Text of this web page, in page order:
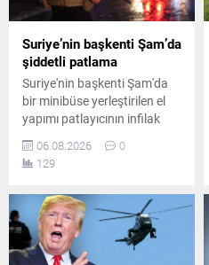
Suriye’nin başkenti Şam’da
şiddetli patlama
Suriye'nin başkenti Şam'da
bir minibüse yerleştirilen el
yapımı patlayıcının infilak
yaralıların olduğu bildirildi.
Saldırının Ceramana
açıklandı.
06.08.2026
0
129